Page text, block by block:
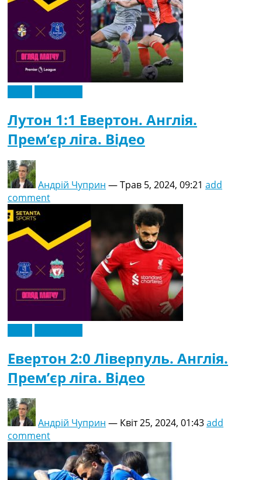
Лутон 1:1 Евертон. Англія.
Прем’єр ліга. Відео
Андрій Чуприн —Трав 5, 2024, 09:21 add
comment
Евертон 2:0 Ліверпуль. Англія.
Прем’єр ліга. Відео
Андрій Чуприн — Квіт 25, 2024, 01:43add
comment